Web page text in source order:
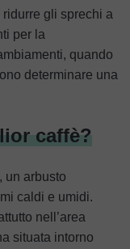
ridurre gli sprechi a
per la
quando
determinare una
caffè?
un arbusto
caldi e umidi.
nell’area
situata intorno